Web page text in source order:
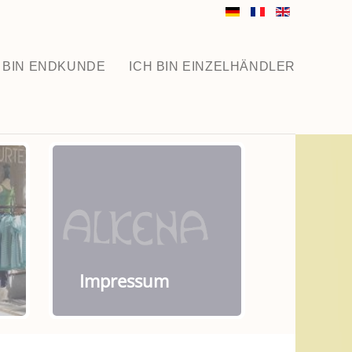
ENDKUNDE ICH BIN EINZELHÄNDLER
Impressum